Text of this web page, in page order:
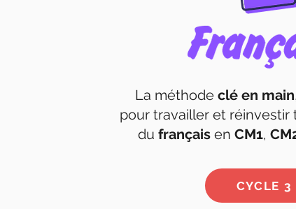
La méthode clé en main
pour travailler et réinvestir
du français en CM1,
CYCLE 3